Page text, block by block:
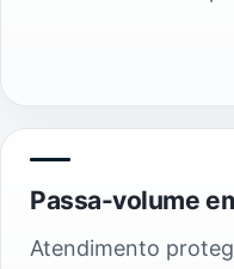
Passa-volume
Atendimento